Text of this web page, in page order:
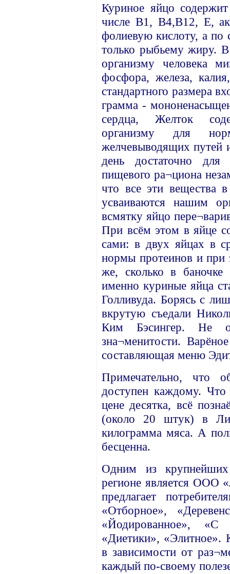
Куриное яйцо
числе В1, В4,В12, Е,
фолиевую кислоту, а по
только рыбьему жиру.
организму человека
фосфора, железа,
стандартного размера
грамма -
сердца, Желток
организму для
желчевыводящих путей
день достаточно для
пищевого ра¬циона
что все эти вещества
усваиваются нашим
всмятку яйцо
При всём этом в яйце
сами: в двух яйцах в
нормы протеинов и при
же, сколько в баночке
именно куриные яйца
Голливуда. Борясь с
вкрутую съедали
Ким Бэсингер. Не
зна¬менитости.
составляющая меню
Примечательно, что
доступен каждому.
цене десятка, всё
(около 20 штук) в
килограмма мяса. А
бесценна.
Одним из
регионе является ООО
предлагает
«Отборное»,
«Йодированное»,
«Диетики», «Элитное».
в зависимости от
каждый по-своему